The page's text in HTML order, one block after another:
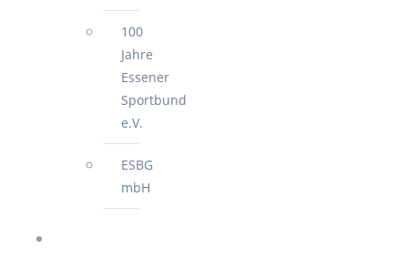
100
Jahre
Essener
Sportbund
e.V.
ESBG
mbH